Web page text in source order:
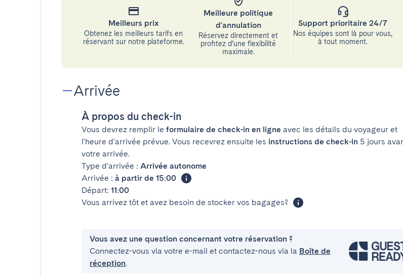
Meilleurs prix
Obtenez les meilleurs tarifs en
réservant sur notre plateforme.
Meilleure politique
d'annulation
Réservez directement et
profitez d’une flexibilité
maximale.
Support prioritaire 24/7
Nos équipes sont là pour vous,
à tout moment.
Arrivée
À propos du check-in
Vous devrez remplir le formulaire de check-in en ligne avec les détails du voyageur et
l'heure d'arrivée prévue. Vous recevrez ensuite les instructions de check-in 5 jours
votre arrivée.
Type d'arrivée : Arrivée autonome
Arrivée : à partir de 15:00
Départ: 11:00
Vous arrivez tôt et avez besoin de stocker vos bagages?
Vous avez une question concernant votre réservation ?
Connectez-vous via votre e-mail et contactez-nous via la Boîte de
réception.